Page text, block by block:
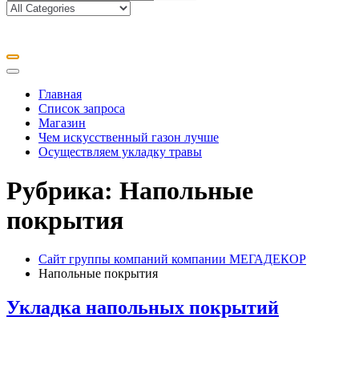
Главная
Список запроса
Магазин
Чем искусственный газон лучше
Осуществляем укладку травы
Рубрика: Напольные
покрытия
Сайт группы компаний компании МЕГАДЕКОР
Напольные покрытия
Укладка напольных покрытий